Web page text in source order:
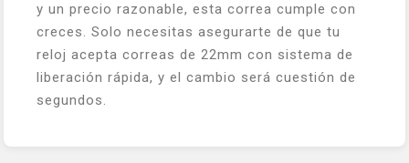
y un precio razonable, esta correa cumple con
creces. Solo necesitas asegurarte de que tu
reloj acepta correas de 22mm con sistema de
liberación rápida, y el cambio será cuestión de
segundos.